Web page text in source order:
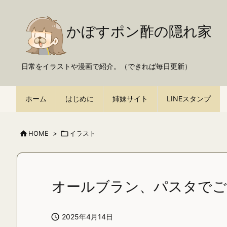
かぼすポン酢の隠れ家
日常をイラストや漫画で紹介。（できれば毎日更新）
ホーム はじめに 姉妹サイト LINEスタンプ
 HOME > イラスト
オールブラン、パスタで
 2025年4月14日